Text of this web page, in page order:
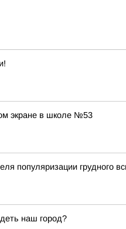
экране в школе №53
популяризации грудного
наш город?